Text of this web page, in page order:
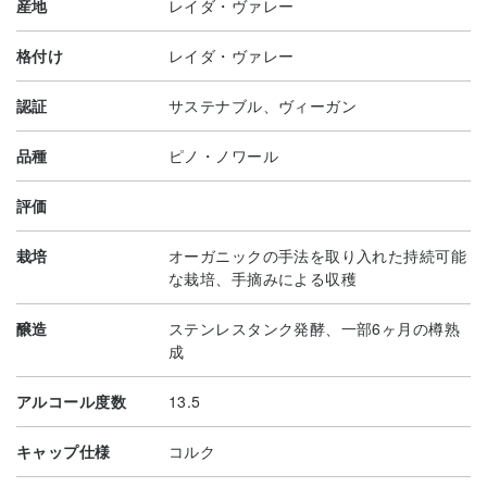
産地 レイダ・ヴァレー
格付け レイダ・ヴァレー
認証 サステナブル、ヴィーガン
品種 ピノ・ノワール
評価
栽培
オーガニックの手法を取り入れた持続可能
な栽培、手摘みによる収穫
醸造
ステンレスタンク発酵、一部6ヶ月の樽熟
成
アルコール度数 13.5
キャップ仕様 コルク